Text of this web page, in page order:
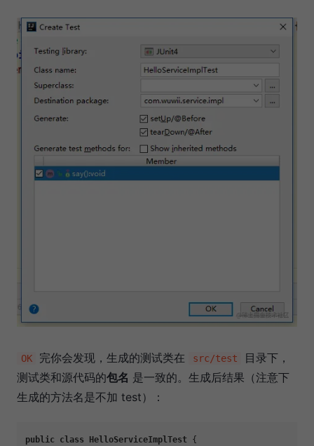
OK 完你会发现，生成的测试类在 src/test
目录下，
测试类和源代码的包名 是一致的。生成后结果（注意下
生成的方法名是不加 test）：
public class HelloServiceImplTest {